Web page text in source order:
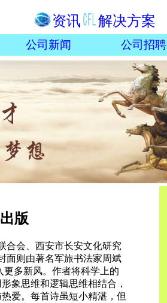
资讯 解决方案
公司新闻 公司招聘
版
会、西安市长安文化研究
面则由著名军旅书法家周斌
多新风。作者将科学上的
象思维和逻辑思维相结合，
爱。每首诗虽短小精湛，但